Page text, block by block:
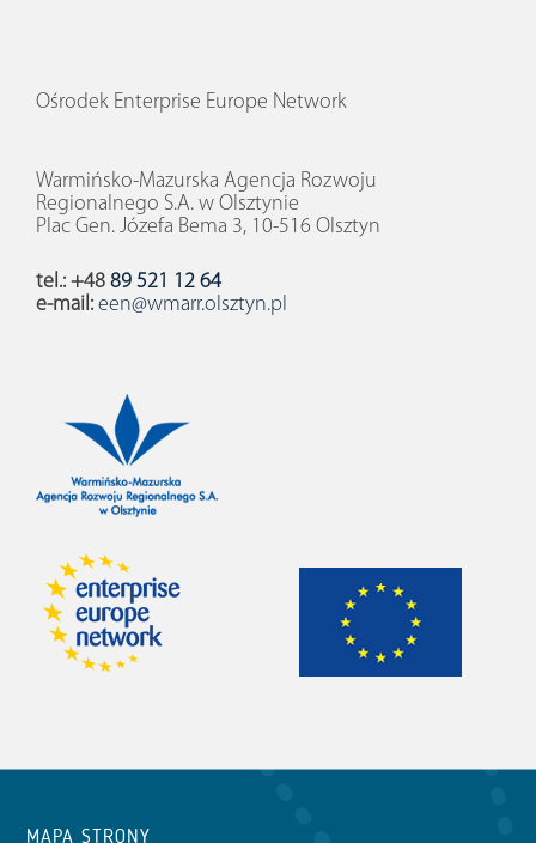
Ośrodek Enterprise Europe Network
Warmińsko-Mazurska Agencja Rozwoju
Regionalnego S.A. w Olsztynie
Plac Gen. Józefa Bema 3, 10-516 Olsztyn
tel.: +48 89 521 12 64
e-mail: een@wmarr.olsztyn.pl
MAPA STRONY